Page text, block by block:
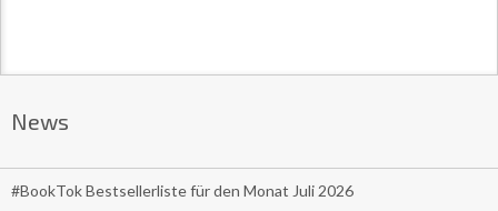
News
#BookTok Bestsellerliste für den Monat Juli 2026